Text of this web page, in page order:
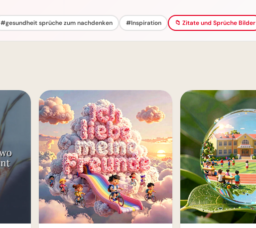
#gesundheit sprüche zum nachdenken #Inspiration 📁 Zitate und Sprüche Bilder